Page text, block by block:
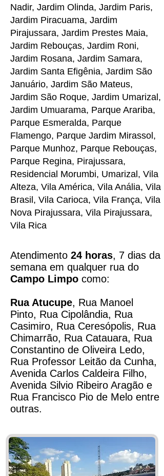
Nadir, Jardim Olinda, Jardim Paris,
Jardim Piracuama, Jardim
Pirajussara, Jardim Prestes Maia,
Jardim Rebouças, Jardim Roni,
Jardim Rosana, Jardim Samara,
Jardim Santa Efigênia, Jardim São
Januário, Jardim São Mateus,
Jardim São Roque, Jardim Umarizal,
Jardim Umuarama, Parque Arariba,
Parque Esmeralda, Parque
Flamengo, Parque Jardim Mirassol,
Parque Munhoz, Parque Rebouças,
Parque Regina, Pirajussara,
Residencial Morumbi, Umarizal, Vila
Alteza, Vila América, Vila Anália, Vila
Brasil, Vila Carioca, Vila França, Vila
Nova Pirajussara, Vila Pirajussara,
Vila Rica
Atendimento 24 horas, 7 dias da
semana em qualquer rua do
Campo Limpo como:
Rua Atucupe, Rua Manoel
Pinto, Rua Cipolândia, Rua
Casimiro, Rua Ceresópolis, Rua
Chimarrão, Rua Catauara, Rua
Constantino de Oliveira Ledo,
Rua Professor Leitão da Cunha,
Avenida Carlos Caldeira Filho,
Avenida Silvio Ribeiro Aragão e
Rua Francisco Pio de Melo entre
outras.